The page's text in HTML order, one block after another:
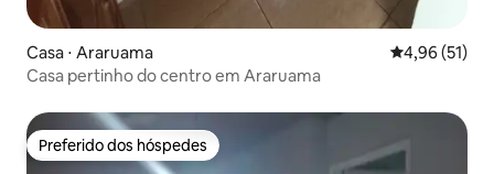
Casa ⋅ Araruama 4,96 de uma
4,96 (51)
Casa pertinho do centro em Araruama
Preferido dos hóspedes
Preferido dos hóspedes